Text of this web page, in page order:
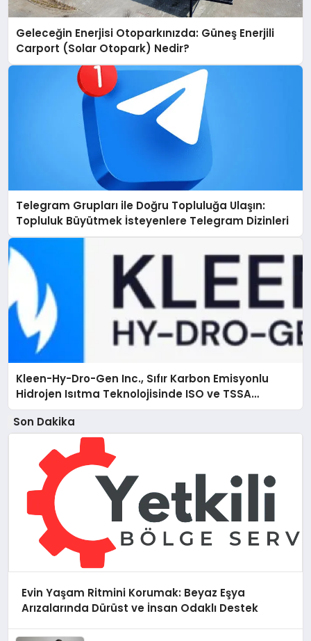
Geleceğin Enerjisi Otoparkınızda: Güneş Enerjili
Carport (Solar Otopark) Nedir?
Telegram Grupları ile Doğru Topluluğa Ulaşın:
Topluluk Büyütmek İsteyenlere Telegram Dizinleri
Kleen-Hy-Dro-Gen Inc., Sıfır Karbon Emisyonlu
Hidrojen Isıtma Teknolojisinde ISO ve TSSA
Düzenleyici Onaylarını Aldı
Son Dakika
Evin Yaşam Ritmini Korumak: Beyaz Eşya
Arızalarında Dürüst ve İnsan Odaklı Destek